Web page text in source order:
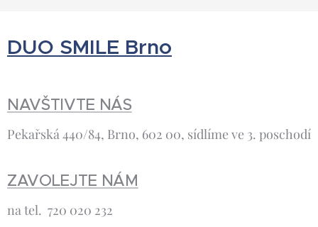
DUO SMILE Brno
NAVŠTIVTE NÁS
Pekařská 440/84, Brno, 602 00, sídlíme ve 3. poschodí
ZAVOLEJTE NÁM
na tel. 720 020 232